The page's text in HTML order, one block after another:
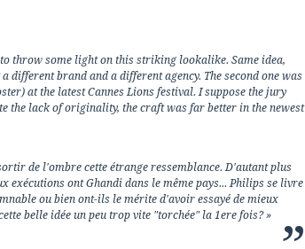
throw some light on this striking lookalike. Same idea,
different brand and a different agency. The second one was
at the latest Cannes Lions festival. I suppose the jury
the lack of originality, the craft was far better in the newest
de l'ombre cette étrange ressemblance. D'autant plus
exécutions ont Ghandi dans le même pays... Philips se livre
ou bien ont-ils le mérite d'avoir essayé de mieux
belle idée un peu trop vite "torchée" la 1ere fois? »